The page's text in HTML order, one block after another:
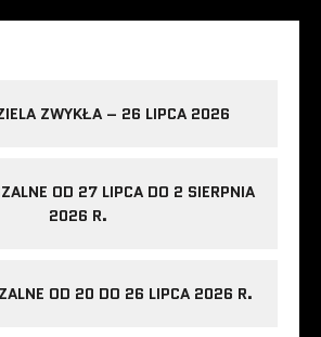
ZWYKŁA – 26 LIPCA 2026
OD 27 LIPCA DO 2 SIERPNIA
2026 R.
OD 20 DO 26 LIPCA 2026 R.